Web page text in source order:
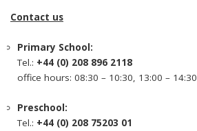
Contact us
Primary School:
Tel.: +44 (0) 208 896 2118
office hours: 08:30 – 10:30, 13:00 – 14:30
Preschool:
Tel.: +44 (0) 208 75203 01